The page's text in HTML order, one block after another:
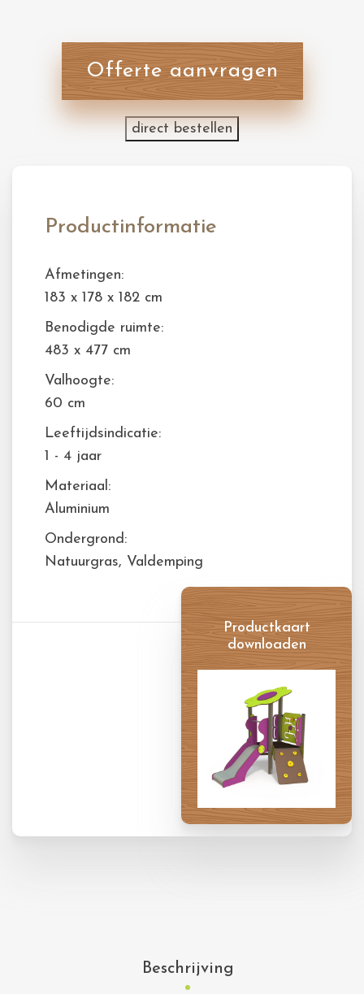
Offerte aanvragen
direct bestellen
Productinformatie
Afmetingen:
183 x 178 x 182 cm
Benodigde ruimte:
483 x 477 cm
Valhoogte:
60 cm
Leeftijdsindicatie:
1 - 4 jaar
Materiaal:
Aluminium
Ondergrond:
Natuurgras, Valdemping
Productkaart
downloaden
Beschrijving